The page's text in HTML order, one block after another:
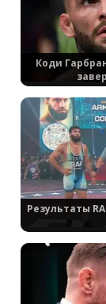
Коди
Результаты